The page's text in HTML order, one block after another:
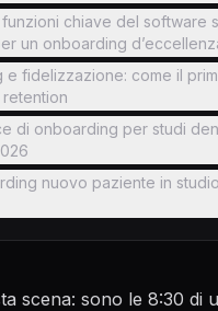
funzioni chiave del software
un onboarding
e fidelizzazione: come il
di onboarding per studi
nuovo paziente in studio
scena: sono le 8:30 di